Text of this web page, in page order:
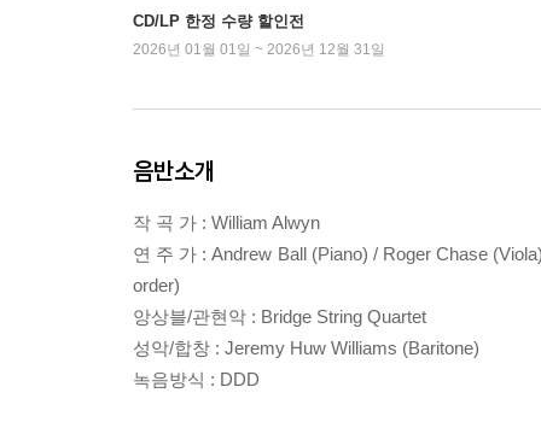
CD/LP 한정 수량 할인전
2026년 01월 01일 ~ 2026년 12월 31일
음반소개
작 곡 가 : William Alwyn
연 주 가 : Andrew Ball (Piano) / Roger Chase
order)
앙상블/관현악 : Bridge String Quartet
성악/합창 : Jeremy Huw Williams (Baritone)
녹음방식 : DDD